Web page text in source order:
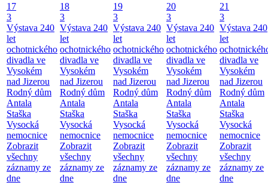
17
3
Výstava 240
let
ochotnického
divadla ve
Vysokém
nad Jizerou
Rodný dům
Antala
Staška
Vysocká
nemocnice
Zobrazit
všechny
záznamy ze
dne
18
3
Výstava 240
let
ochotnického
divadla ve
Vysokém
nad Jizerou
Rodný dům
Antala
Staška
Vysocká
nemocnice
Zobrazit
všechny
záznamy ze
dne
19
3
Výstava 240
let
ochotnického
divadla ve
Vysokém
nad Jizerou
Rodný dům
Antala
Staška
Vysocká
nemocnice
Zobrazit
všechny
záznamy ze
dne
20
3
Výstava 240
let
ochotnického
divadla ve
Vysokém
nad Jizerou
Rodný dům
Antala
Staška
Vysocká
nemocnice
Zobrazit
všechny
záznamy ze
dne
21
3
Výstava 240
let
divadla ve
Vysokém
nad Jizerou
Rodný dům
Antala
Staška
Vysocká
nemocnice
Zobrazit
všechny
záznamy ze
dne